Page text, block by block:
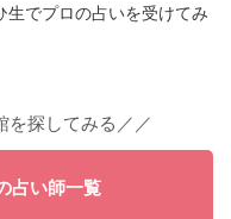
生でプロの占いを受けてみ
を探してみる／／
占い師一覧